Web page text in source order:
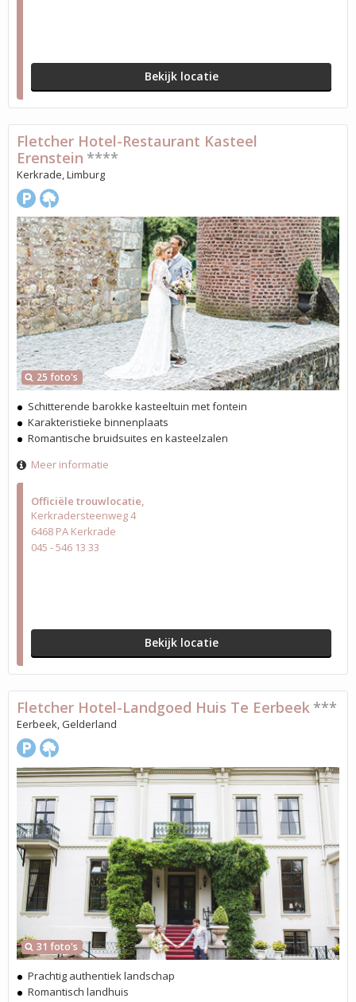
Bekijk locatie
Officiële trouwlocatie
Kerkradersteenweg 4
6468 PA Kerkrade
045 - 546 13 33
Bekijk locatie
25 foto's
Fletcher Hotel-Restaurant Kasteel
Erenstein ****
Kerkrade, Limburg
Schitterende barokke kasteeltuin met fontein
Karakteristieke binnenplaats
Romantische bruidsuites en kasteelzalen
Meer informatie
31 foto's
Fletcher Hotel-Landgoed Huis Te Eerbeek ***
Eerbeek, Gelderland
Prachtig authentiek landschap
Romantisch landhuis